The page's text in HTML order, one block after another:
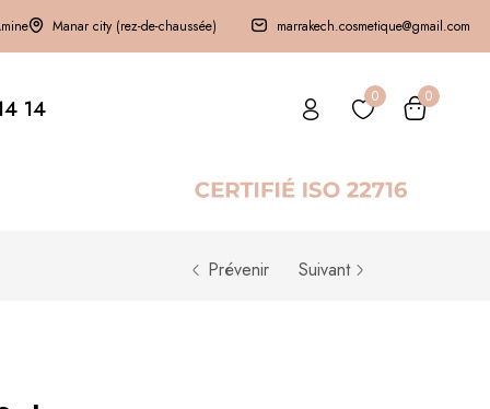
Manar city (rez-de-chaussée) marrakech.cosmetique@gmail.com
14 0 0
Prévenir Suivant